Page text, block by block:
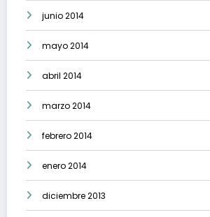
junio 2014
mayo 2014
abril 2014
marzo 2014
febrero 2014
enero 2014
diciembre 2013